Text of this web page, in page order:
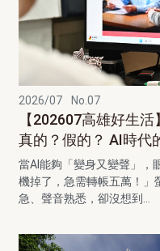
2026/07 No.07
【202607高雄好生活】
真的？假的？ AI時代
當AI能夠「變身又變聲」，
機掉了，急需轉帳五萬！」
急、聲音熟悉，卻沒想到...